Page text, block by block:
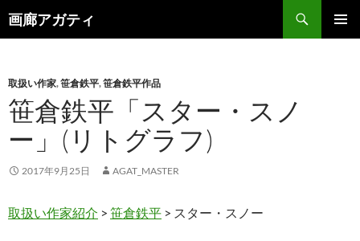
画廊アガティ
索
ン
ツ
へ
ッ
取扱い作家,笹倉鉄平,笹倉鉄平作品
笹倉鉄平「スター・スノ
ー」(リトグラフ)
2017年9月25日 AGAT_MASTER
取扱い作家紹介 > 笹倉鉄平 > スター・スノー